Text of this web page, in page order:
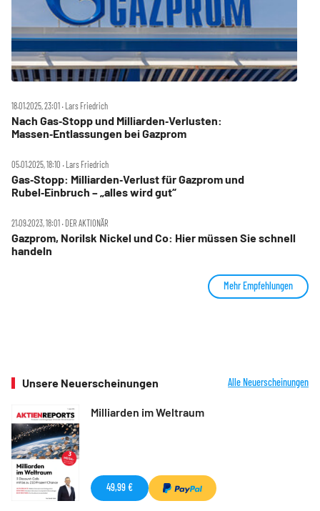
18.01.2025, 23:01 ‧ Lars Friedrich
Nach Gas‑Stopp und Milliarden‑Verlusten:
Massen‑Entlassungen bei Gazprom
05.01.2025, 18:10 ‧ Lars Friedrich
Gas‑Stopp: Milliarden‑Verlust für Gazprom und
Rubel‑Einbruch – „alles wird gut“
21.09.2023, 18:01 ‧ DER AKTIONÄR
Gazprom, Norilsk Nickel und Co: Hier müssen Sie schnell
handeln
Mehr Empfehlungen
Unsere Neuerscheinungen Alle Neuerscheinungen
Milliarden im Weltraum
49,99 €